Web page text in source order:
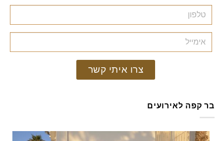
צרו איתי קשר
בר קפה לאירועים